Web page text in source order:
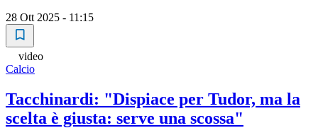
28 Ott 2025 - 11:15
video
Calcio
Tacchinardi: "Dispiace per Tudor, ma la
scelta è giusta: serve una scossa"